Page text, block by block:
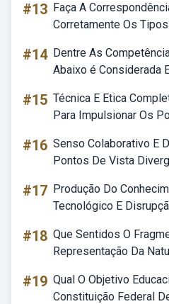
#13 Faça A
Corretamente Os
#14 Dentre As
Abaixo é Considerada
#15 Técnica E Etica
Para Impulsionar Os
#16 Senso Colaborativo E
Pontos De Vista
#17 Produção Do
Tecnológico E
#18 Que Sentidos O
Representação Da
#19 Qual O Objetivo
Constituição Federal